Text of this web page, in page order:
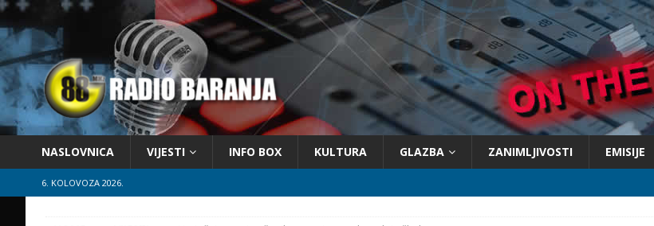
NASLOVNICA VIJESTI INFO BOX KULTURA GLAZBA ZANIMLJIVOSTI EMISIJE
6. KOLOVOZA 2026.